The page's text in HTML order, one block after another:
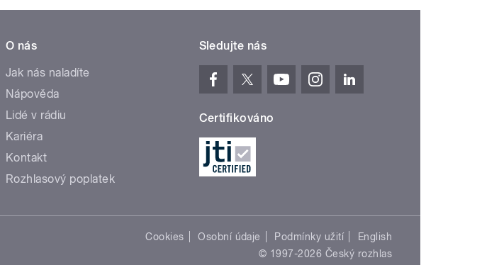
O nás
Jak nás naladíte
Nápověda
Lidé v rádiu
Kariéra
Kontakt
Rozhlasový poplatek
Sledujte nás
Certifikováno
Cookies Osobní údaje Podmínky užití
English
© 1997-2026 Český rozhlas